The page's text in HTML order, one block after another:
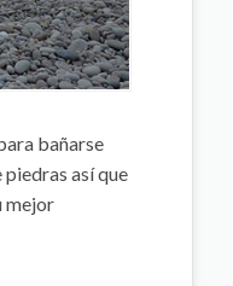
bañarse
piedras así que
mejor